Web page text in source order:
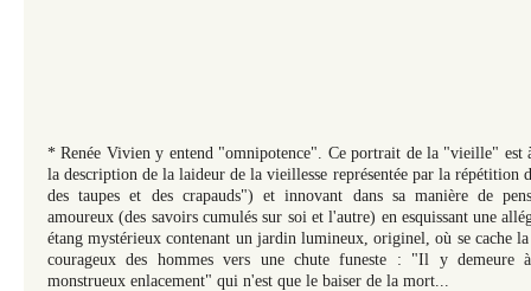
* Renée Vivien y entend "omnipotence". Ce portrait de la "vieille" est
la description de la laideur de la vieillesse représentée par la répétition
des taupes et des crapauds") et innovant dans sa manière de
amoureux (des savoirs cumulés sur soi et l'autre) en esquissant une
étang mystérieux contenant un jardin lumineux, originel, où se cache
courageux des hommes vers une chute funeste : "Il y demeure
monstrueux enlacement" qui n'est que le baiser de la mort...